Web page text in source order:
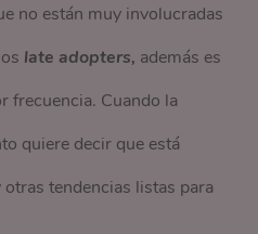
no están muy involucradas
late adopters, además es
frecuencia. Cuando la
quiere decir que está
tendencias listas para